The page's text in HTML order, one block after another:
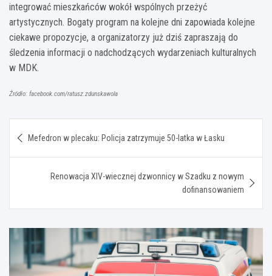
integrować mieszkańców wokół wspólnych przeżyć
artystycznych. Bogaty program na kolejne dni zapowiada kolejne
ciekawe propozycje, a organizatorzy już dziś zapraszają do
śledzenia informacji o nadchodzących wydarzeniach kulturalnych
w MDK.
Źródło: facebook.com/ratusz.zdunskawola
wpisu
Mefedron w plecaku: Policja zatrzymuje 50-latka w Łasku
Renowacja XIV-wiecznej dzwonnicy w Szadku z nowym
dofinansowaniem